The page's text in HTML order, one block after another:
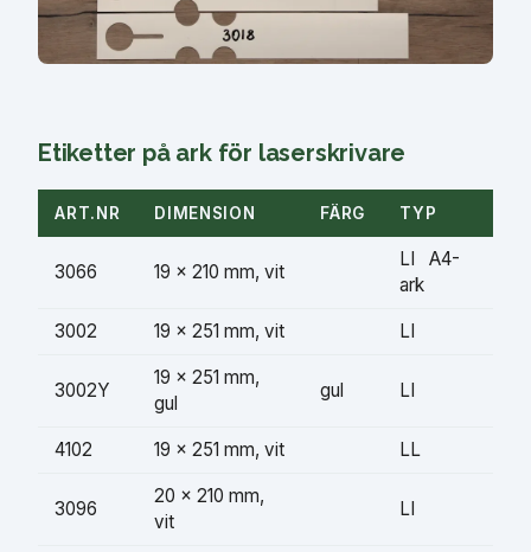
Etiketter på ark för laserskrivare
ART.NR DIMENSION FÄRG TYP
3066 19 × 210 mm, vit
LI A4-
ark
3002 19 × 251 mm, vit LI
3002Y
19 × 251 mm,
gul
gul LI
4102 19 × 251 mm, vit LL
3096
20 × 210 mm,
vit
LI